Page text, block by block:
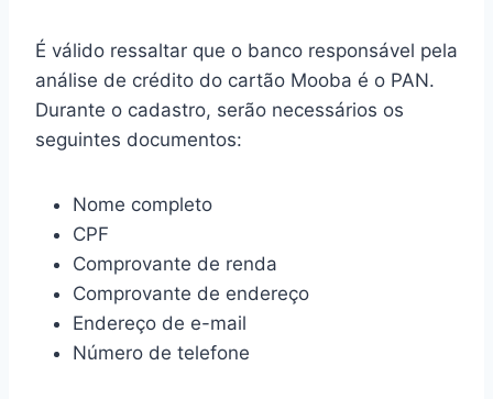
É válido ressaltar que o banco responsável pela
análise de crédito do cartão Mooba é o PAN.
Durante o cadastro, serão necessários os
seguintes documentos:
Nome completo
CPF
Comprovante de renda
Comprovante de endereço
Endereço de e-mail
Número de telefone